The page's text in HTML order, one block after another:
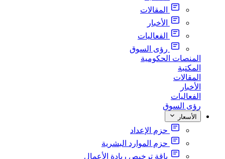
المقالات
الأخبار
الفعاليات
رؤى السوق
المنصات الحكومية
المكتبة
المقالات
الأخبار
الفعاليات
رؤى السوق
الأسعار
حزم الإعداد
حزم الموارد البشرية
باقة ترخيص ريادة الأعمال